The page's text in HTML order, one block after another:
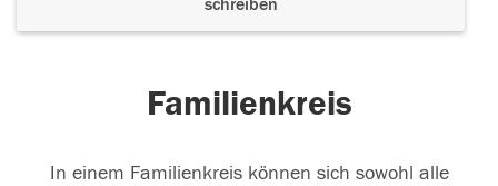
schreiben
Familienkreis
In einem Familienkreis können sich sowohl alle